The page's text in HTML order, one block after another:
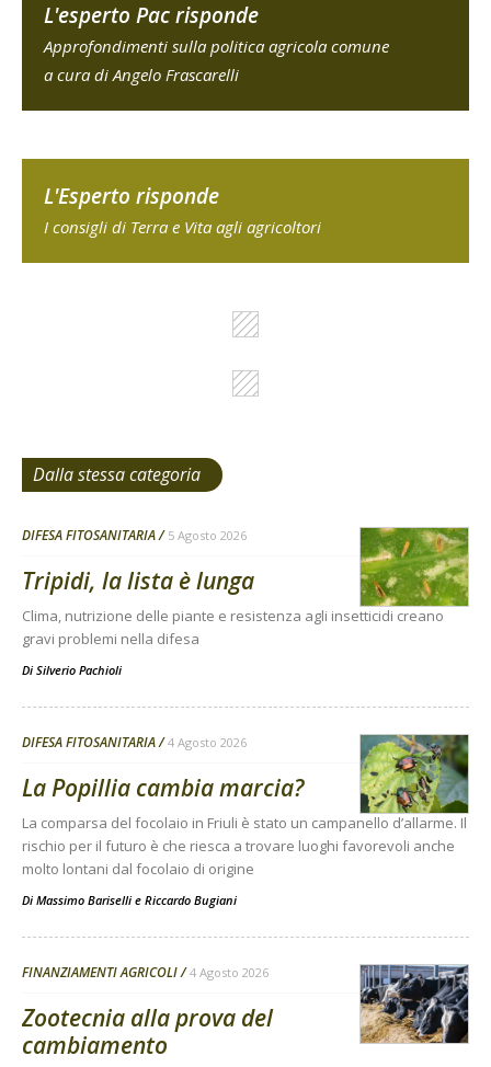
L'esperto Pac risponde
Approfondimenti sulla politica agricola comune
a cura di Angelo Frascarelli
L'Esperto risponde
I consigli di Terra e Vita agli agricoltori
Dalla stessa categoria
DIFESA FITOSANITARIA 5 Agosto 2026
Tripidi, la lista è lunga
Clima, nutrizione delle piante e resistenza agli insetticidi creano
gravi problemi nella difesa
Di Silverio Pachioli
DIFESA FITOSANITARIA 4 Agosto 2026
La Popillia cambia marcia?
La comparsa del focolaio in Friuli è stato un campanello d’allarme. Il
rischio per il futuro è che riesca a trovare luoghi favorevoli anche
molto lontani dal focolaio di origine
Di Massimo Bariselli e Riccardo Bugiani
FINANZIAMENTI AGRICOLI 4 Agosto 2026
Zootecnia alla prova del
cambiamento